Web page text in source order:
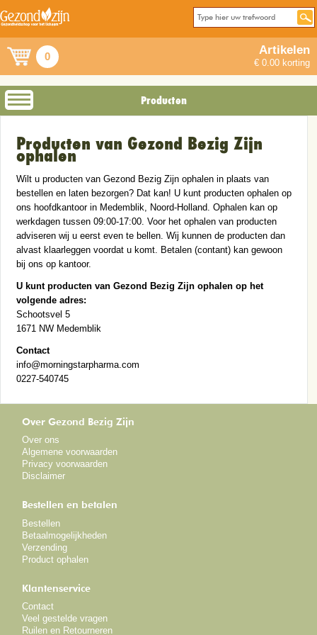
0 Artikelen
€ 0.00 korting
Producten
Producten van Gezond Bezig Zijn
ophalen
Wilt u producten van Gezond Bezig Zijn ophalen in plaats van
bestellen en laten bezorgen? Dat kan! U kunt producten ophalen op
ons hoofdkantoor in Medemblik, Noord-Holland. Ophalen kan op
werkdagen tussen 09:00-17:00. Voor het ophalen van producten
adviseren wij u eerst even te bellen. Wij kunnen de producten dan
alvast klaarleggen voordat u komt. Betalen (contant) kan gewoon
bij ons op kantoor.
U kunt producten van Gezond Bezig Zijn ophalen op het
volgende adres:
Schootsvel 5
1671 NW Medemblik
Contact
info@morningstarpharma.com
0227-540745
Over Gezond Bezig Zijn
Over ons
Algemene voorwaarden
Privacy voorwaarden
Disclaimer
Bestellen en betalen
Bestellen
Betaalmogelijkheden
Verzending
Product ophalen
Klantenservice
Contact
Veel gestelde vragen
Ruilen en Retourneren